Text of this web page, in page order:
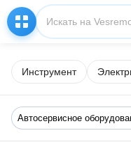
Инструмент
Автосервисное